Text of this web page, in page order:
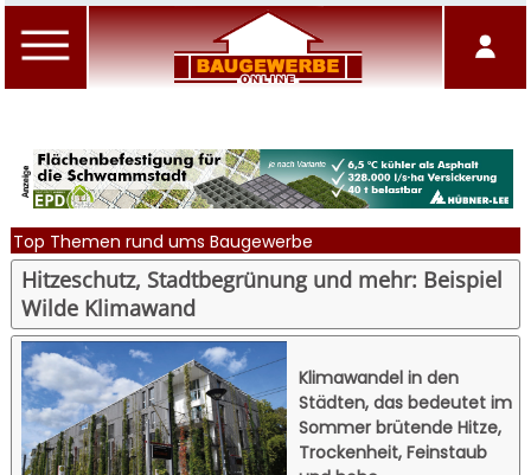
Top Themen rund ums Baugewerbe
Hitzeschutz, Stadtbegrünung und mehr: Beispiel
Wilde Klimawand
Klimawandel in den
Städten, das bedeutet im
Sommer brütende Hitze,
Trockenheit, Feinstaub